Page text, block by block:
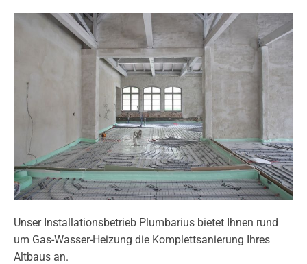
Unser Installationsbetrieb Plumbarius bietet Ihnen rund
um Gas-Wasser-Heizung die Komplettsanierung Ihres
Altbaus an.